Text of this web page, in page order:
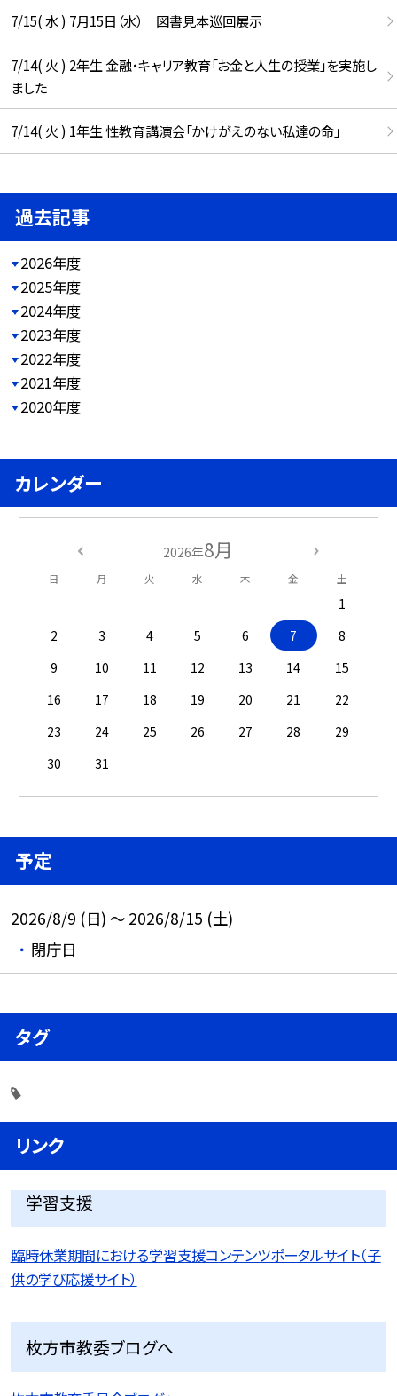
7/15( 水 ) 7月15日（水） 図書見本巡回展示
7/14( 火 ) 2年生 金融・キャリア教育「お金と人生の授業」を実施し
ました
7/14( 火 ) 1年生 性教育講演会「かけがえのない私達の命」
過去記事
2026年度
2025年度
2024年度
2023年度
2022年度
2021年度
2020年度
カレンダー
2026年8月
日 月 火 水 木 金 土
1
2
3 4 5 6 7
8
9
10 11 12 13 14
15
16
17 18 19 20 21
22
23
24 25 26 27 28
29
30
31
予定
2026/8/9 (日) ～ 2026/8/15 (土)
閉庁日
タグ
リンク
学習支援
臨時休業期間における学習支援コンテンツポータルサイト（子
供の学び応援サイト）
枚方市教委ブログへ